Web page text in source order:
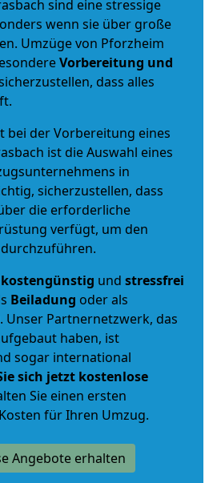
sind eine stressige
wenn sie über große
Umzüge von Pforzheim
Vorbereitung und
dass alles
bei der Vorbereitung eines
ist die Auswahl eines
in
sicherzustellen, dass
die erforderliche
verfügt, um den
kostengünstig und stressfrei
Beiladung oder als
. Unser Partnernetzwerk, das
haben, ist
sogar international
sich jetzt kostenlose
Sie einen ersten
für Ihren Umzug.
Angebote erhalten